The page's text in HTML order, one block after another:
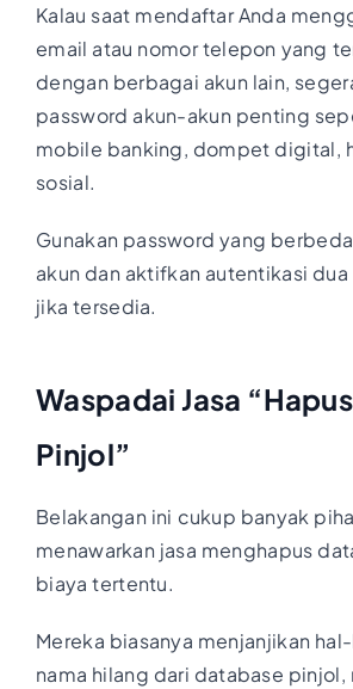
Kalau saat mendaftar Anda
email atau nomor telepon yang
dengan berbagai akun lain,
password akun-akun penting
mobile banking, dompet digital,
sosial.
Gunakan password yang
akun dan aktifkan autentikasi dua
jika tersedia.
Waspadai Jasa
Pinjol”
Belakangan ini cukup banyak
menawarkan jasa menghapus
biaya tertentu.
Mereka biasanya menjanjikan
nama hilang dari database